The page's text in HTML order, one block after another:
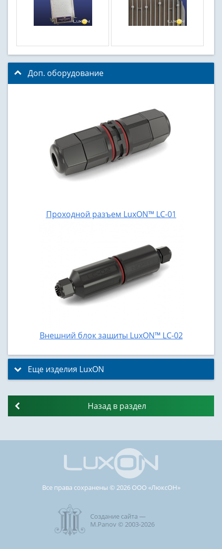
Доп. оборудование
Проходной разъем LuxON™ LС-01
Внешний блок защиты LuxON™ LC-02
Еще изделия LuxON
Назад в раздел
Все права сохранены © 2026 ООО «ЛюксОН»
Создание сайта —
M.Panov © 2003-2026